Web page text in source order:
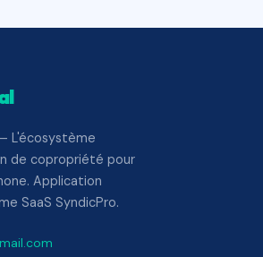
L'écosystème
de copropriété pour
Application
SaaS SyndicPro.